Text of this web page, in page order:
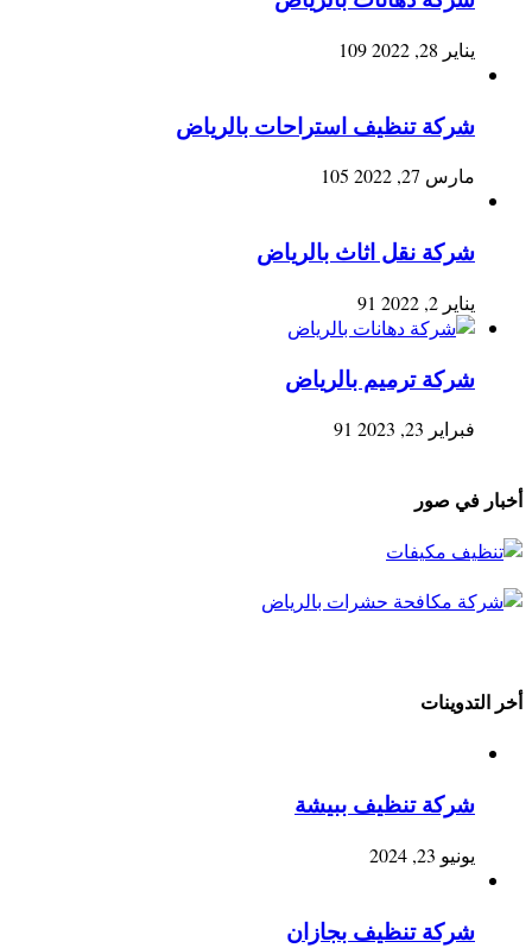
يناير 28, 2022 109
شركة تنظيف استراحات بالرياض
مارس 27, 2022 105
شركة نقل اثاث بالرياض
يناير 2, 2022 91
شركة ترميم بالرياض
فبراير 23, 2023 91
أخبار في صور
أخر التدوينات
شركة تنظيف ببيشة
يونيو 23, 2024
شركة تنظيف بجازان